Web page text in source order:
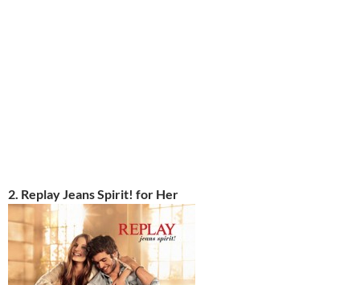
2. Replay Jeans Spirit! for Her